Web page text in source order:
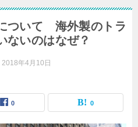
ついて 海外製のトラ
ないのはなぜ？
2018年4月10日
0 0